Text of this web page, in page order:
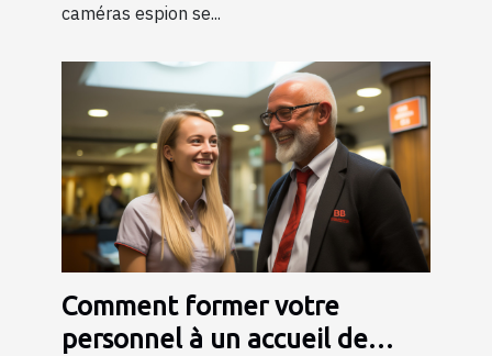
caméras espion se...
Comment former votre
personnel à un accueil de